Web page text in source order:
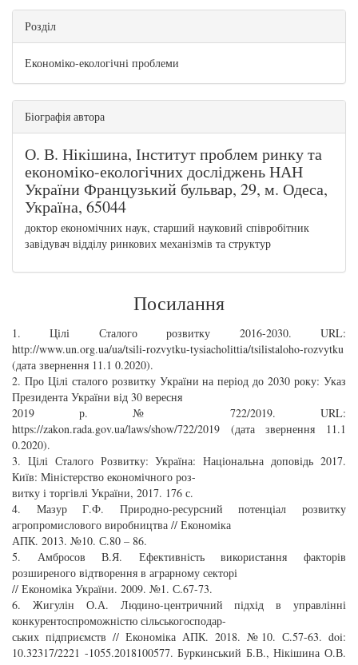
Розділ
Економіко-екологічні проблеми
Біографія автора
О. В. Нікішина, Інститут проблем ринку та
економіко-екологічних досліджень НАН
України Французький бульвар, 29, м. Одеса,
Україна, 65044
доктор економічних наук, старший науковий співробітник
завідувач відділу ринкових механізмів та структур
Посилання
1. Цілі Сталого розвитку 2016-2030. URL:
http://www.un.org.ua/ua/tsili-rozvytku-tysiacholittia/tsilistaloho-rozvytku
(дата звернення 11.1 0.2020).
2. Про Цілі сталого розвитку України на період до 2030 року: Указ
Президента України від 30 вересня
2019 р. № 722/2019. URL:
https://zakon.rada.gov.ua/laws/show/722/2019 (дата звернення 11.1
0.2020).
3. Цілі Сталого Розвитку: Україна: Національна доповідь 2017.
Київ: Міністерство економічного роз-
витку і торгівлі України, 2017. 176 с.
4. Мазур Г.Ф. Природно-ресурсний потенціал розвитку
агропромислового виробництва // Економіка
АПК. 2013. №10. С.80 – 86.
5. Амбросов В.Я. Ефективність використання факторів
розширеного відтворення в аграрному секторі
// Економіка України. 2009. №1. С.67-73.
6. Жигулін О.А. Людино-центричний підхід в управлінні
конкурентоспроможністю сільськогосподар-
ських підприємств // Економіка АПК. 2018. №10. С.57-63. doi:
10.32317/2221 -1055.2018100577. Буркинський Б.В., Нікішина О.В.